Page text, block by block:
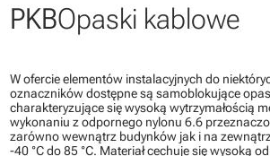
PKBOpaski kablowe
W ofercie elementów instalacyjnych do
oznaczników dostępne są samoblokujące
charakteryzujące się wysoką wytrzymałością
wykonaniu z odpornego nylonu 6.6
zarówno wewnątrz budynków jak i na
-40 °C do 85 °C. Materiał cechuje się wysoką